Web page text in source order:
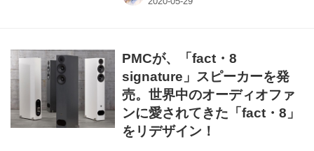
名機や名作ソフトに関連した記事を振り返って
ット作を送り続ける英国のPMCが、コンシュー
マー製品の10周年を記念したスペシャル・モデ
ルをリリースする。 これらのモデルの元となっ
た、TB2は発売当時、きりっとした音...
PMCが、「fact・8
signature」スピーカーを発
売。世界中のオーディオファ
ンに愛されてきた「fact・8」
をリデザイン！